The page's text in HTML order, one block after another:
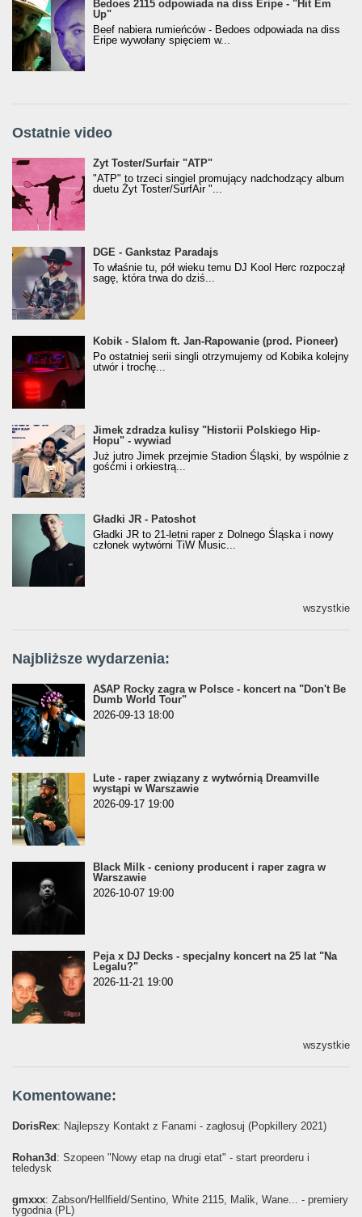
Bedoes 2115 odpowiada na diss Eripe - "Hit Em
Up"
Beef nabiera rumieńców - Bedoes odpowiada na diss
Eripe wywołany spięciem w...
Ostatnie video
Żyt Toster/SurfAir - ATP VIDEO
Żyt Toster/Surfair "ATP"
"ATP" to trzeci singiel promujący nadchodzący album
duetu Żyt Toster/SurfAir "...
donGURALesko z nagrodą za
Klasyczny/Trueschoolowy Album Roku
(Popkillery 2023)
DGE - Gankstaz Paradajs
To właśnie tu, pół wieku temu DJ Kool Herc rozpoczął
sagę, która trwa do dziś...
Kobik - Slalom ft. Jan-Rapowanie (prod. Pioneer)
[Official Music Visualiser]
Kobik - Slalom ft. Jan-Rapowanie (prod. Pioneer)
Po ostatniej serii singli otrzymujemy od Kobika kolejny
utwór i trochę...
Jimek zdradza kulisy "Historii Polskiego Hip-
Hopu" - wywiad
Jimek zdradza kulisy "Historii Polskiego Hip-
Hopu" - wywiad
Już jutro Jimek przejmie Stadion Śląski, by wspólnie z
gośćmi i orkiestrą...
Gładki JR - Patoshot
Gładki JR - Patoshot
Gładki JR to 21-letni raper z Dolnego Śląska i nowy
członek wytwórni TiW Music...
wszystkie
Najbliższe wydarzenia:
A$AP Rocky zagra w Polsce - koncert na "Don't Be
Dumb World Tour"
2026-09-13 18:00
Lute - raper związany z wytwórnią Dreamville
wystąpi w Warszawie
2026-09-17 19:00
Black Milk - ceniony producent i raper zagra w
Warszawie
2026-10-07 19:00
Peja x DJ Decks - specjalny koncert na 25 lat "Na
Legalu?"
2026-11-21 19:00
wszystkie
Komentowane:
DorisRex: Najlepszy Kontakt z Fanami - zagłosuj (Popkillery 2021)
Rohan3d: Szopeen "Nowy etap na drugi etat" - start preorderu i
teledysk
gmxxx: Żabson/Hellfield/Sentino, White 2115, Malik, Wane... - premiery
tygodnia (PL)